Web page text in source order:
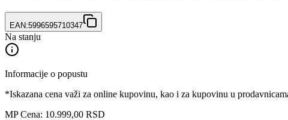
EAN:5996595710347
Na stanju
Informacije o popustu
*Iskazana cena važi za online kupovinu, kao i za kupovinu u
MP Cena: 10.999,00 RSD